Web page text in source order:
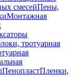
смесейПены,
Монтажная
тротуарная
ПенопластПленки,